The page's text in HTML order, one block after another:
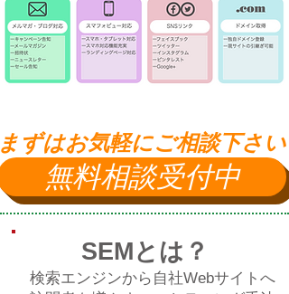
ずはお気軽にご相談下さい
無料相談受付中
SEMとは？
検索エンジンから自社Webサイト へ